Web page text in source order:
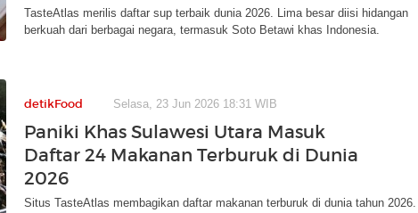
TasteAtlas merilis daftar sup terbaik dunia 2026. Lima besar diisi hidangan
berkuah dari berbagai negara, termasuk Soto Betawi khas Indonesia.
detikFood Selasa, 23 Jun 2026 18:31 WIB
Paniki Khas Sulawesi Utara Masuk
Daftar 24 Makanan Terburuk di Dunia
2026
Situs TasteAtlas membagikan daftar makanan terburuk di dunia tahun 2026.